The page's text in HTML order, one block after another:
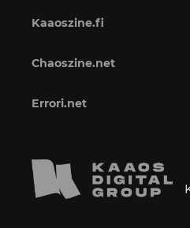
Kaaoszine.fi
Chaoszine.net
Errori.net